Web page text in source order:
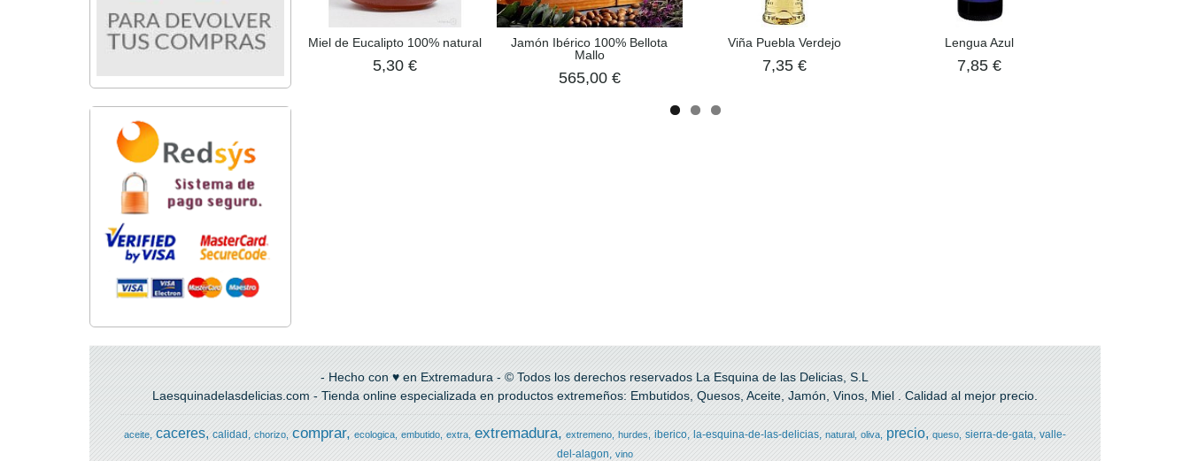
Miel de Eucalipto 100% natural
5,30 €
Jamón Ibérico 100% Bellota
Mallo
565,00 €
Viña Puebla Verdejo
7,35 €
Lengua Azul
7,85 €
- Hecho con ♥ en Extremadura - © Todos los derechos reservados La Esquina de las Delicias, S.L
Laesquinadelasdelicias.com - Tienda online especializada en productos extremeños: Embutidos, Quesos, Aceite, Jamón, Vinos, Miel . Calidad al mejor precio.
aceite caceres calidad chorizo comprar ecologica embutido extra extremadura extremeno hurdes iberico la-esquina-de-las-delicias natural oliva precio queso sierra-de-gata valle-
del-alagon
vino